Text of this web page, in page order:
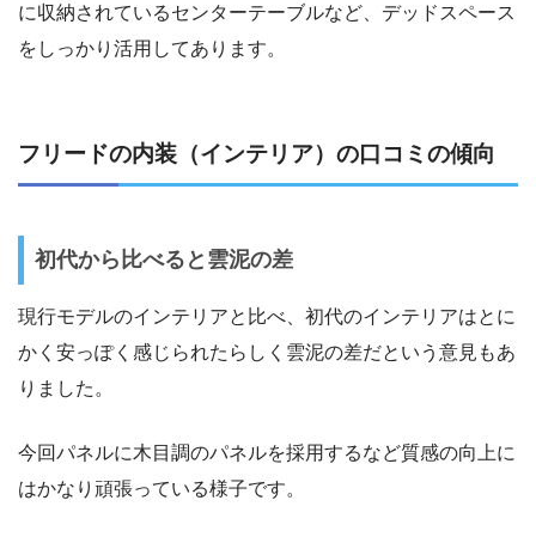
に収納されているセンターテーブルなど、デッドスペース
をしっかり活用してあります。
フリードの内装（インテリア）の口コミの傾向
初代から比べると雲泥の差
現行モデルのインテリアと比べ、初代のインテリアはとに
かく安っぽく感じられたらしく雲泥の差だという意見もあ
りました。
今回パネルに木目調のパネルを採用するなど質感の向上に
はかなり頑張っている様子です。